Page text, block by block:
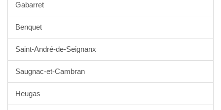
Gabarret
Benquet
Saint-André-de-Seignanx
Saugnac-et-Cambran
Heugas